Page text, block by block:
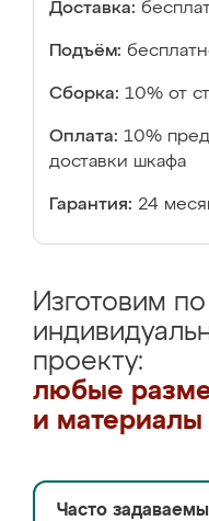
Доставка:
Подъём:
Сборка: 10% от
Оплата: 10%
доставки шкафа
Гарантия: 24
Изготовим по
проекту:
любые
и материалы
Часто